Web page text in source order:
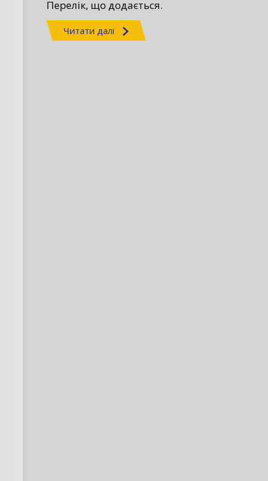
Перелік, що додається.
Читати далі